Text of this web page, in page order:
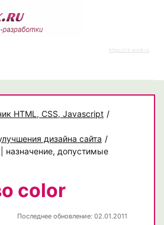
https://rz-work.ru
HTML, CSS, Javascript /
дизайна сайта /
назначение, допустимые
color
Последнее обновление: 02.01.2011